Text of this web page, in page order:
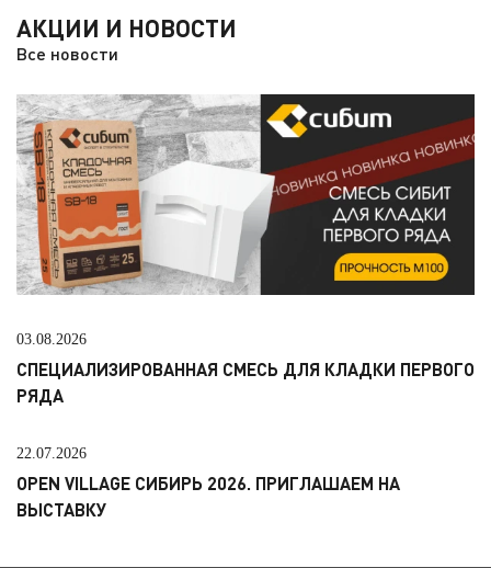
АКЦИИ И НОВОСТИ
Все новости
03.08.2026
СПЕЦИАЛИЗИРОВАННАЯ СМЕСЬ ДЛЯ КЛАДКИ ПЕРВОГО
РЯДА
22.07.2026
OPEN VILLAGE СИБИРЬ 2026. ПРИГЛАШАЕМ НА
ВЫСТАВКУ